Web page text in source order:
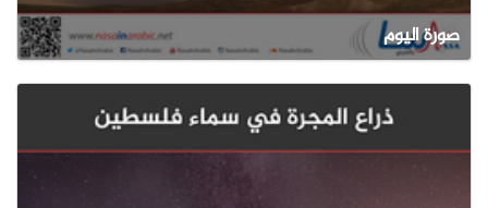
صورة اليوم